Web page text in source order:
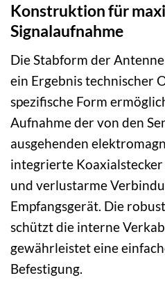
Konstruktion für
Signalaufnahme
Die Stabform der
ein Ergebnis technischer
spezifische Form
Aufnahme der von den
ausgehenden
integrierte
und verlustarme
Empfangsgerät. Die
schützt die interne
gewährleistet eine
Befestigung.